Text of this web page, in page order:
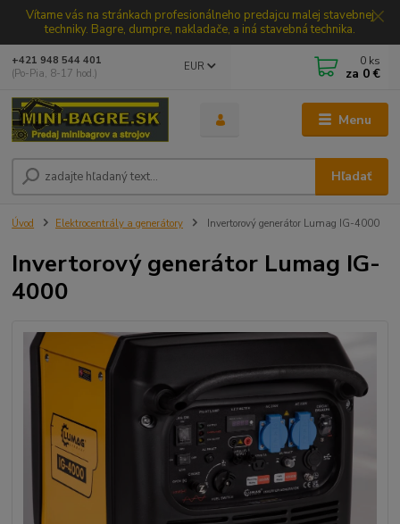
Vítame vás na stránkach profesionálneho predajcu malej stavebnej
techniky. Bagre, dumpre, nakladače, a iná stavebná technika.
Menu
EUR
Hľadať
+421 948 544 401
(Po-Pia, 8-17 hod.)
0 ks
za 0 €
Úvod Elektrocentrály a generátory Invertorový generátor Lumag IG-4000
Invertorový generátor Lumag IG-
4000